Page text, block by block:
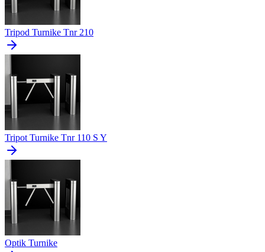
Tripod Turnike Tnr 210
Tripot Turnike Tnr 110 S Y
Optik Turnike